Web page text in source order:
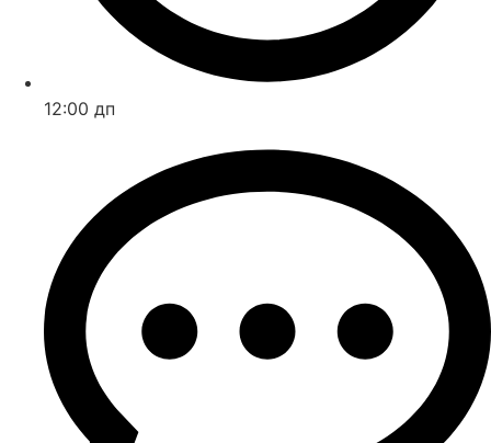
12:00 дп